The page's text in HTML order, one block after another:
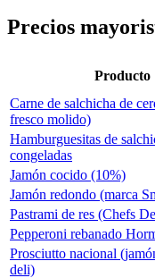
Precios
Producto
Carne de salchicha de
fresco molido)
Hamburguesitas de
congeladas
Jamón cocido (10%)
Jamón redondo (marca
Pastrami de res (Chefs
Pepperoni rebanado
Prosciutto nacional
deli)